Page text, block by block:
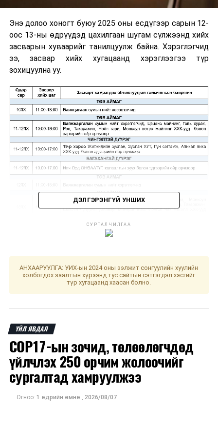
Энэ долоо хоногт буюу 2025 оны есдүгээр сарын 12-
оос 13-ны өдрүүдэд цахилгаан шугам сүлжээнд хийх
засварын хуваарийг танилцуулж байна. Хэрэглэгчид
ээ, засвар хийх хугацаанд хэрэглээгээ түр
зохицуулна уу.
ЖИЧ: Цаг агаарын нөхцөл байдлаас шалтгаалан
тухайн тоноглолоос хүчдэлээс бүрэн чөлөөлсний
дараа хийдэг нөхцөл байдлыг харгалзан үзэж,
Тэгш дугаартай тээврийн хэрэгсэл өнөөдөр
ABU-гийн 62 дугаар Ерөнхий чуулганы үйл ажиллагаа
өнөөдөр эхэллээ
ДЭЛГЭРЭНГҮЙ УНШИХ
СУРТАЛЧИЛГАА
АНХААРУУЛГА: УИХ-ын 2024 оны ээлжит сонгуулийн хуулийн
холбогдох заалтын хүрээнд тус сайтын сэтгэгдэл хэсгийг
түр хугацаанд хаасан болно.
ҮЙЛ ЯВДАЛ
COP17-ын зочид, төлөөлөгчдөд
үйлчлэх 250 орчим жолоочийг
сургалтад хамруулжээ
Огноо: 1 өдрийн өмнө , 2026/08/07